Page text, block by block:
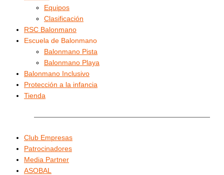
Equipos
Clasificación
RSC Balonmano
Escuela de Balonmano
Balonmano Pista
Balonmano Playa
Balonmano Inclusivo
Protección a la infancia
Tienda
Club Empresas
Patrocinadores
Media Partner
ASOBAL